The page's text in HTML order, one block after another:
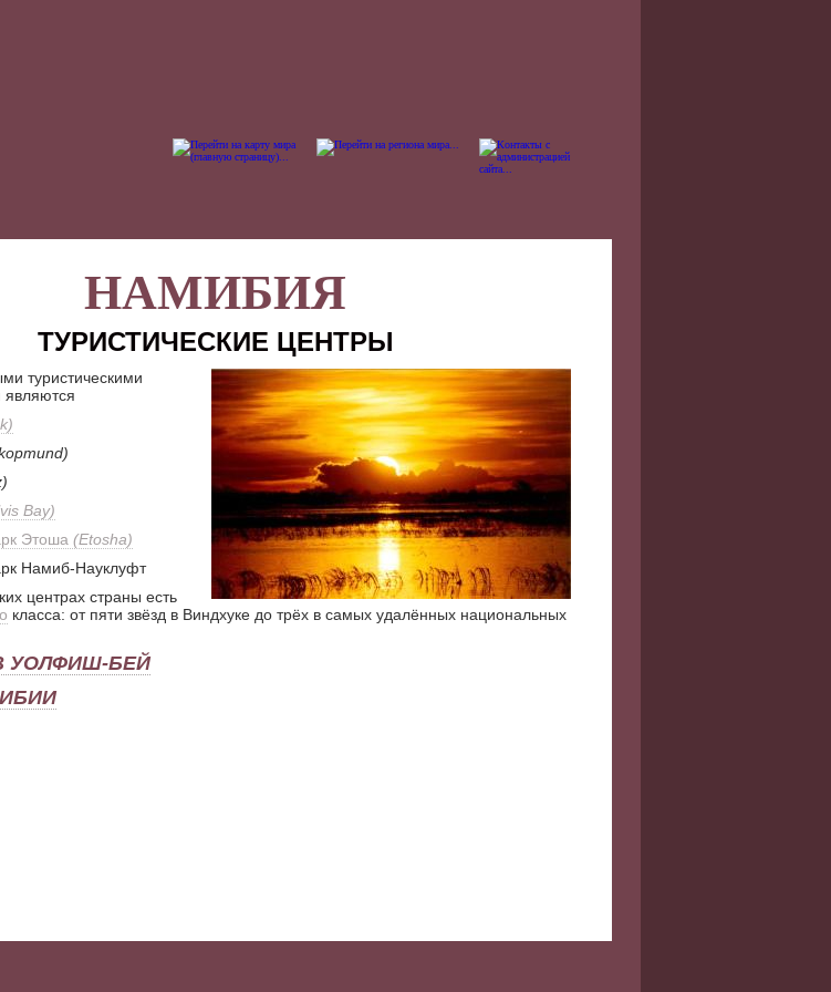
НАМИБИЯ
ТУРИСТИЧЕСКИЕ ЦЕНТРЫ
туристическими
Bay)
Этоша (Etosha)
Намиб-Науклуфт
центрах страны есть
класса: от пяти звёзд в Виндхуке до трёх в самых удалённых национальных
УОЛФИШ-БЕЙ